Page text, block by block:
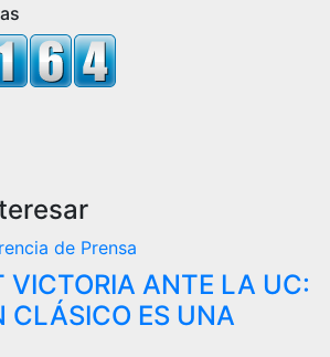
de Prensa
VICTORIA ANTE LA UC:
CLÁSICO ES UNA